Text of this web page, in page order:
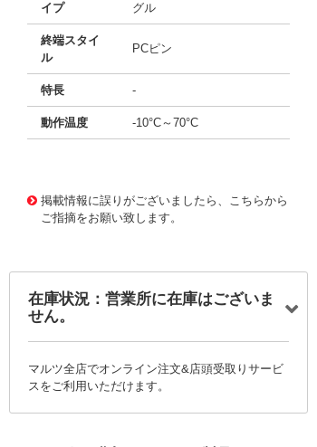
イプ
グル
終端スタイ
ル
PCピン
特長 -
動作温度 -10°C～70°C
掲載情報に誤りがございましたら、こちらから
ご指摘をお願い致します。
在庫状況：営業所に在庫はございま
せん。
マルツ全店でオンライン注文&店頭受取りサービ
スをご利用いただけます。